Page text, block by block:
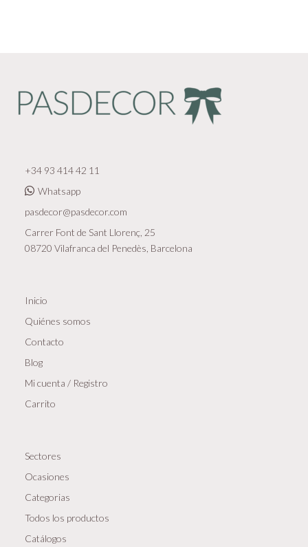
+34 93 414 42 11
Whatsapp
pasdecor@pasdecor.com
Carrer Font de Sant Llorenç, 25
08720 Vilafranca del Penedès, Barcelona
Inicio
Quiénes somos
Contacto
Blog
Mi cuenta / Registro
Carrito
Sectores
Ocasiones
Categorias
Todos los productos
Catálogos